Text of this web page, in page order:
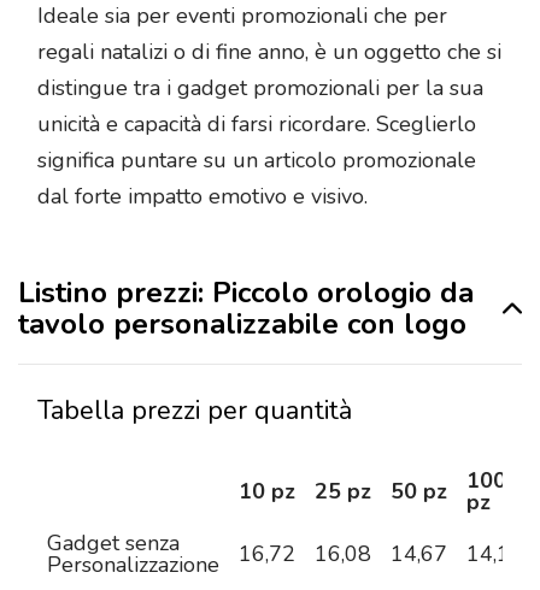
Ideale sia per eventi promozionali che per
regali natalizi o di fine anno, è un oggetto che si
distingue tra i gadget promozionali per la sua
unicità e capacità di farsi ricordare. Sceglierlo
significa puntare su un articolo promozionale
dal forte impatto emotivo e visivo.
Listino prezzi: Piccolo orologio da
tavolo personalizzabile con logo
Tabella prezzi per quantità
10 pz 25 pz 50 pz 100
pz
Gadget senza
Personalizzazione 16,72 16,08 14,67
14,13